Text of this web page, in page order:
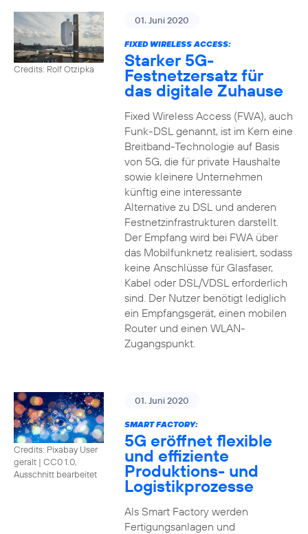
Credits: Rolf Otzipka
01. Juni 2020
FIXED WIRELESS ACCESS:
Starker 5G-
Festnetzersatz für
das digitale Zuhause
Fixed Wireless Access (FWA), auch
Funk-DSL genannt, ist im Kern eine
Breitband-Technologie auf Basis
von 5G, die für private Haushalte
sowie kleinere Unternehmen
künftig eine interessante
Alternative zu DSL und anderen
Festnetzinfrastrukturen darstellt.
Der Empfang wird bei FWA über
das Mobilfunknetz realisiert, sodass
keine Anschlüsse für Glasfaser,
Kabel oder DSL/VDSL erforderlich
sind. Der Nutzer benötigt lediglich
ein Empfangsgerät, einen mobilen
Router und einen WLAN-
Zugangspunkt.
Credits: Pixabay User
geralt | CC0 1.0,
Ausschnitt bearbeitet
01. Juni 2020
SMART FACTORY:
5G eröffnet flexible
und effiziente
Produktions- und
Logistikprozesse
Als Smart Factory werden
Fertigungsanlagen und